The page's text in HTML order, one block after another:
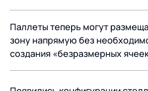
между стеллажами и ячейками,
во всех алгоритмах системы для
операций.
Паллеты теперь могут
зону напрямую без
создания «безразмерных
также повышает